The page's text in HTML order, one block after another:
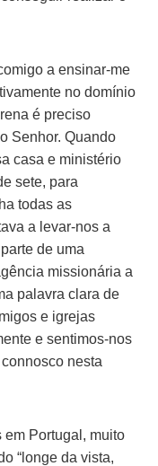
a ensinar-me
no domínio
é preciso
Senhor. Quando
casa e ministério
sete, para
todas as
a levar-nos a
de uma
missionária a
palavra clara de
e igrejas
e sentimos-nos
nesta
em Portugal, muito
“longe da vista,